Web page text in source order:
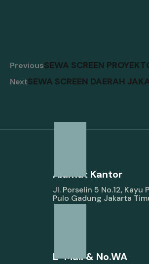
PreviousSEWA SCREEN
NextSEWA SCREEN DAERAH
Alamat Kantor
Jl. Porselin 5 No.12, Kayu
Pulo Gadung Jakarta
E-Mail & No.WA